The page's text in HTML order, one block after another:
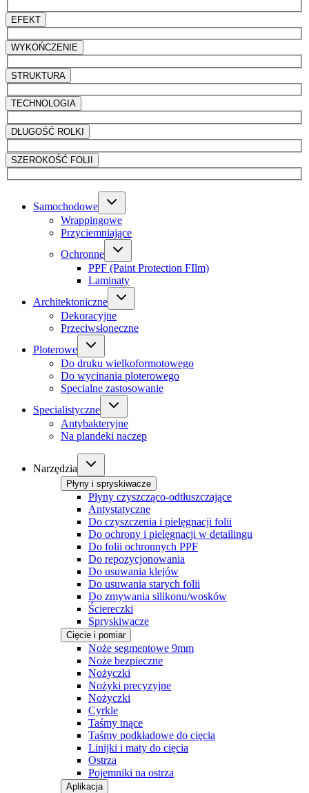
EFEKT
WYKOŃCZENIE
STRUKTURA
TECHNOLOGIA
DŁUGOŚĆ ROLKI
SZEROKOŚĆ FOLII
Samochodowe
Wrappingowe
Przyciemniające
Ochronne
PPF (Paint Protection FIlm)
Laminaty
Architektoniczne
Dekoracyjne
Przeciwsłoneczne
Ploterowe
Do druku wielkoformotowego
Do wycinania ploterowego
Specialne zastosowanie
Specialistyczne
Antybakteryjne
Na plandeki naczep
Narzędzia
Płyny i spryskiwacze
Płyny czyszcząco-odtłuszczające
Antystatyczne
Do czyszczenia i pielęgnacji folii
Do ochrony i pielęgnacji w detailingu
Do folii ochronnych PPF
Do repozycjonowania
Do usuwania klejów
Do usuwania starych folii
Do zmywania silikonu/wosków
Ściereczki
Spryskiwacze
Cięcie i pomiar
Noże segmentowe 9mm
Noże bezpieczne
Nożyczki
Nożyki precyzyjne
Nożyczki
Cyrkle
Taśmy tnące
Taśmy podkładowe do cięcia
Linijki i maty do cięcia
Ostrza
Pojemniki na ostrza
Aplikacja